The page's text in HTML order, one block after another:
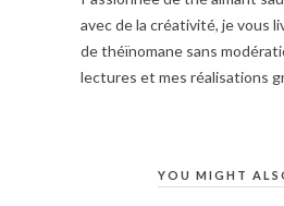
avec de la créativité, je vous
de théïnomane sans
lectures et mes réalisations
YOU MIGHT